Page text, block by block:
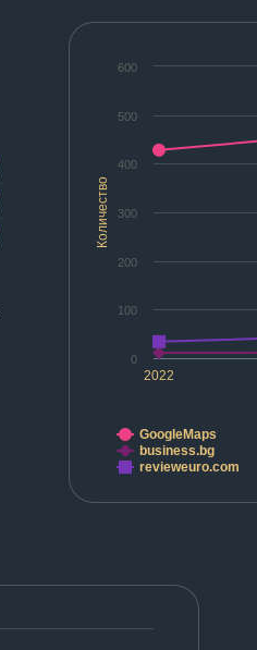
Количество
2022
0
100
200
300
400
500
600
GoogleMaps
business.bg
revieweuro.com